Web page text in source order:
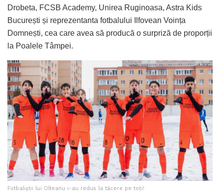
Drobeta, FCSB Academy, Unirea Ruginoasa, Astra Kids
București și reprezentanta fotbalului Ilfovean Voința
Domnești, cea care avea să producă o surpriză de proporții
la Poalele Tâmpei.
Fotbaliștii lui Olteanu i-au redus la tăcere pe toți!